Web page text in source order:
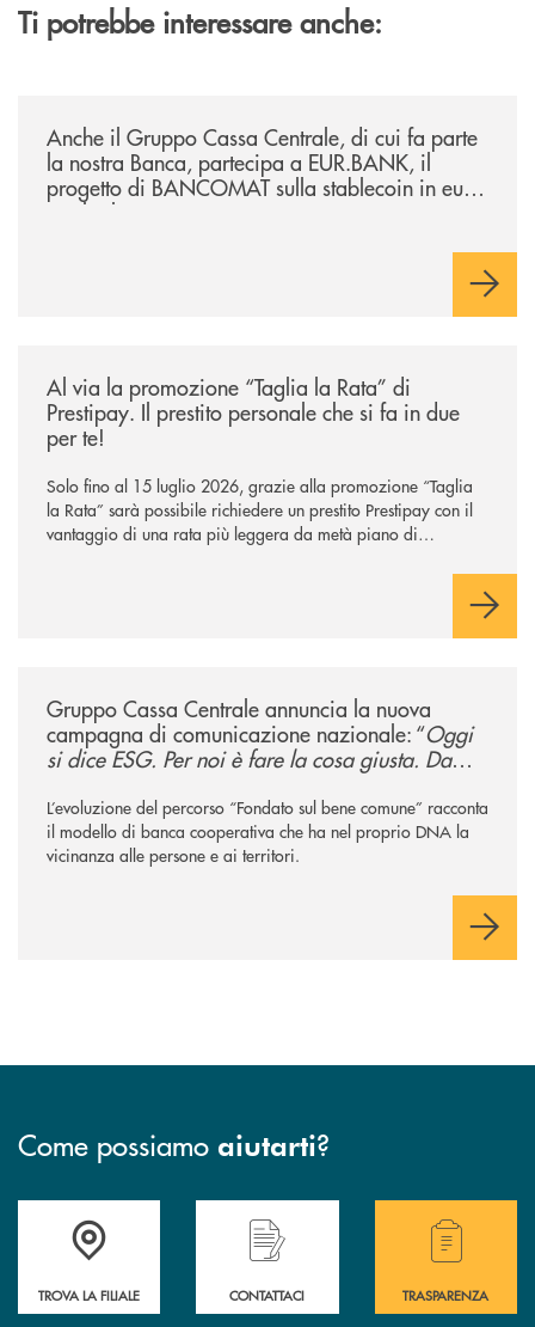
Ti potrebbe interessare anche:
Anche il Gruppo Cassa Centrale, di cui fa parte
la nostra Banca, partecipa a EUR.BANK, il
progetto di BANCOMAT sulla stablecoin in euro
e sul relativo ecosistema
Al via la promozione “Taglia la Rata” di
Prestipay. Il prestito personale che si fa in due
per te!
Solo fino al 15 luglio 2026, grazie alla promozione “Taglia
la Rata” sarà possibile richiedere un prestito Prestipay con il
vantaggio di una rata più leggera da metà piano di
Gruppo Cassa Centrale annuncia la nuova
campagna di comunicazione nazionale: “Oggi
si dice ESG. Per noi è fare la cosa giusta. Da
L’evoluzione del percorso “Fondato sul bene comune” racconta
il modello di banca cooperativa che ha nel proprio DNA la
vicinanza alle persone e ai territori.
Come possiamo aiutarti?
Accedi all' elenco completo delle filiali .
TROVA LA FILIALE
Hai bisogno di assistenza immediata?
CONTATTACI
Hai bisogno di
TRASPARENZA